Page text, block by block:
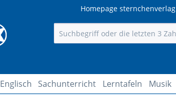
Homepage sternchenverlag
Englisch Sachunterricht Lerntafeln Musik